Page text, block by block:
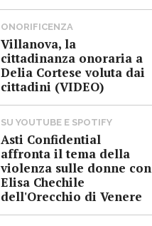
ONORIFICENZA
Villanova, la
cittadinanza onoraria a
Delia Cortese voluta dai
cittadini (VIDEO)
SU YOUTUBE E SPOTIFY
Asti Confidential
affronta il tema della
violenza sulle donne con
Elisa Chechile
dell'Orecchio di Venere